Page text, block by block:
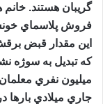
اين مقدار قبض
كه تبديل به سوژه
ميليون نفري
جاري ميلادي